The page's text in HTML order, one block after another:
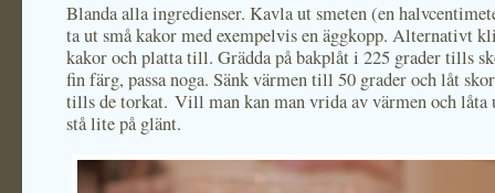
Blanda alla ingredienser. Kavla ut smeten (en
ta ut små kakor med exempelvis en äggkopp. Alternativt
kakor och platta till. Grädda på bakplåt i 225 grader tills
fin färg, passa noga. Sänk värmen till 50 grader och låt
tills de torkat. Vill man kan man vrida av värmen och låta
stå lite på glänt.